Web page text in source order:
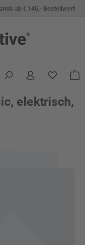
ab € 145,- Bestellwert
Du
elektrisch,